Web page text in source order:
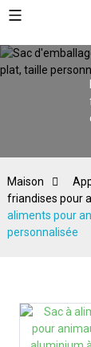
Maison
friandises pour
aliments pour
personnalisée